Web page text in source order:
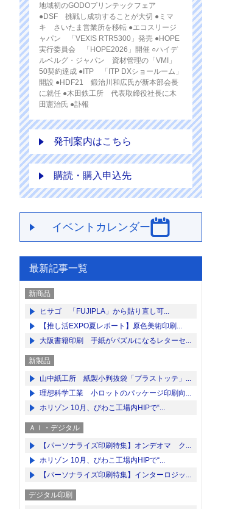
地域初のGODOプリンテックフェア
●DSF 挑戦し成功することが大切 ●ミマ
キ さいたま営業所を移転 ●エコスリージ
ャパン 「VEXIS RTR5300」発売 ●HOPE
実行委員会 「HOPE2026」開催 ○ハイデ
ルベルグ・ジャパン 資材管理の「VMI」
50契約達成 ●ITP 「ITP DXショールーム」
開設 ●HDF21 鍛治川和広氏が新本部会長
に就任 ●木田鉄工所 代表取締役社長に木
田憲治氏 ●訃報
発刊案内はこちら
購読・購入申込先
イベントカレンダー
最新記事一覧
新商品
ヒサゴ 「FUJIPLA」から貼り直し可...
【推し活EXPO夏レポート】原色美術印刷...
大阪書籍印刷 手紙がパズルになるレターセ...
新製品
山中紙工所 紙製小判抜袋「プラストッテ」...
理想科学工業 小ロットのパッケージ印刷向...
ホリゾン 10月、びわこ工場内HIPで“...
ＡＩ・デジタル
【パーソナライズ印刷特集】オンデオマ ク...
ホリゾン 10月、びわこ工場内HIPで“...
【パーソナライズ印刷特集】インターロジッ...
デジタル印刷